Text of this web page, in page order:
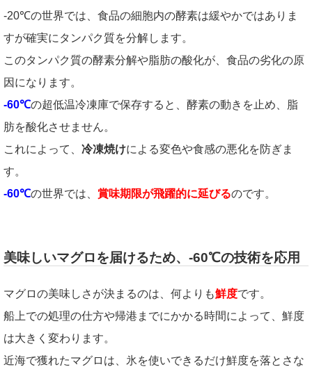
-20℃の世界では、食品の細胞内の酵素は緩やかではありま
すが確実にタンパク質を分解します。
このタンパク質の酵素分解や脂肪の酸化が、食品の劣化の原
因になります。
-60℃の超低温冷凍庫で保存すると、酵素の動きを止め、脂
肪を酸化させません。
これによって、 冷凍焼けによる変色や食感の悪化を防ぎま
す。
-60℃の世界では、 賞味期限が飛躍的に延びるのです。
美味しいマグロを届けるため、-60℃の技術を応用
マグロの美味しさが決まるのは、何よりも鮮度です。
船上での処理の仕方や帰港までにかかる時間によって、鮮度
は大きく変わります。
近海で獲れたマグロは、氷を使いできるだけ鮮度を落とさな